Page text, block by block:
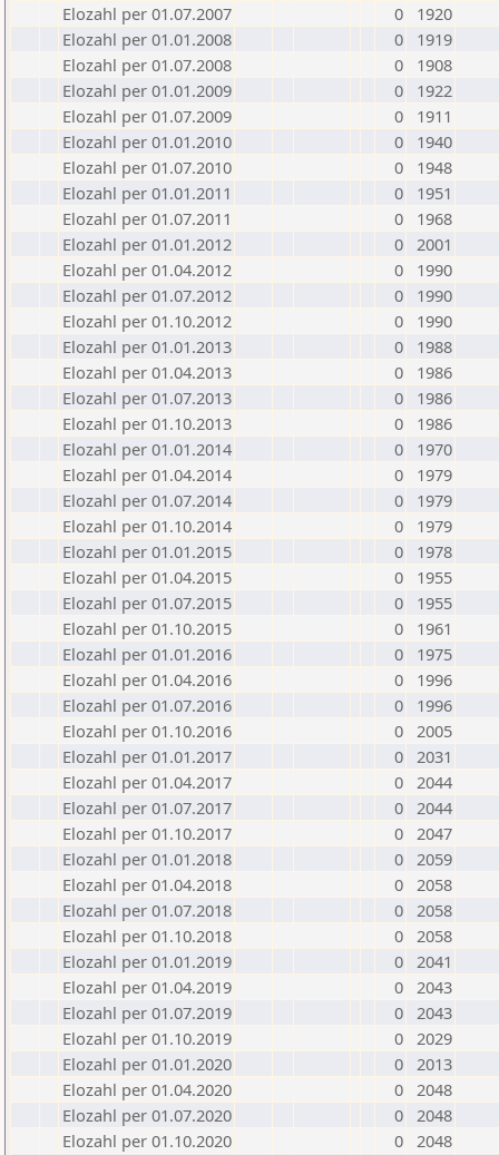
Elozahl per 01.07.2007
0
1920
Elozahl per 01.01.2008
0
1919
Elozahl per 01.07.2008
0
1908
Elozahl per 01.01.2009
0
1922
Elozahl per 01.07.2009
0
1911
Elozahl per 01.01.2010
0
1940
Elozahl per 01.07.2010
0
1948
Elozahl per 01.01.2011
0
1951
Elozahl per 01.07.2011
0
1968
Elozahl per 01.01.2012
0 2001
Elozahl per 01.04.2012
0
1990
Elozahl per 01.07.2012
0
1990
Elozahl per 01.10.2012
0
1990
Elozahl per 01.01.2013
0
1988
Elozahl per 01.04.2013
0
1986
Elozahl per 01.07.2013
0
1986
Elozahl per 01.10.2013
0
1986
Elozahl per 01.01.2014
0
1970
Elozahl per 01.04.2014
0
1979
Elozahl per 01.07.2014
0
1979
Elozahl per 01.10.2014
0
1979
Elozahl per 01.01.2015
0
1978
Elozahl per 01.04.2015
0
1955
Elozahl per 01.07.2015
0
1955
Elozahl per 01.10.2015
0
1961
Elozahl per 01.01.2016
0
1975
Elozahl per 01.04.2016
0
1996
Elozahl per 01.07.2016
0
1996
Elozahl per 01.10.2016
0 2005
Elozahl per 01.01.2017
0 2031
Elozahl per 01.04.2017
0 2044
Elozahl per 01.07.2017
0 2044
Elozahl per 01.10.2017
0 2047
Elozahl per 01.01.2018
0 2059
Elozahl per 01.04.2018
0 2058
Elozahl per 01.07.2018
0 2058
Elozahl per 01.10.2018
0 2058
Elozahl per 01.01.2019
0 2041
Elozahl per 01.04.2019
0 2043
Elozahl per 01.07.2019
0 2043
Elozahl per 01.10.2019
0 2029
Elozahl per 01.01.2020
0 2013
Elozahl per 01.04.2020
0 2048
Elozahl per 01.07.2020
0 2048
Elozahl per 01.10.2020
0 2048